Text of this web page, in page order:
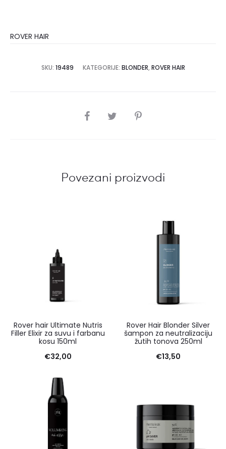
ROVER HAIR
SKU: 19489 KATEGORIJE: BLONDER, ROVER HAIR
SHARE
Povezani proizvodi
Rover hair Ultimate Nutris
Filler Elixir za suvu i farbanu
kosu 150ml
€32,00
Rover Hair Blonder Silver
šampon za neutralizaciju
žutih tonova 250ml
€13,50